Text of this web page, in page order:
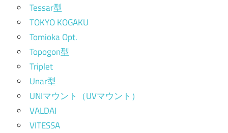
Tessar型
TOKYO KOGAKU
Tomioka Opt.
Topogon型
Triplet
Unar型
UNIマウント（UVマウント）
VALDAI
VITESSA